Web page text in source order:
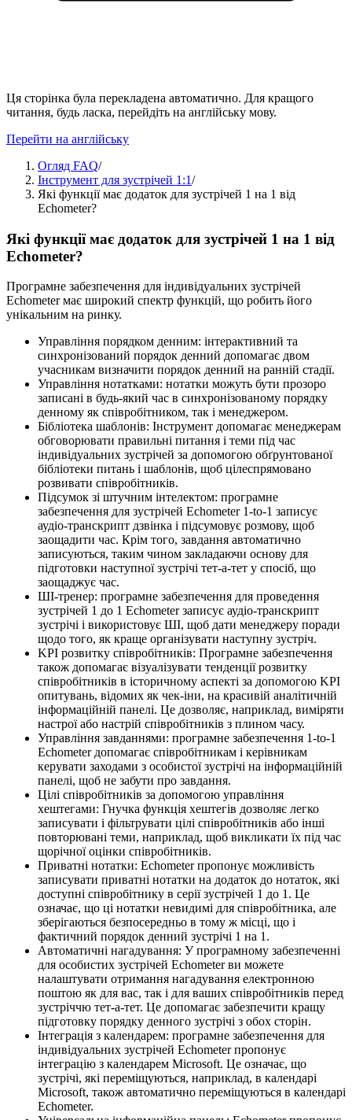
Ця сторінка була перекладена автоматично. Для кращого
читання, будь ласка, перейдіть на англійську мову.
Перейти на англійську
Огляд FAQ/
Інструмент для зустрічей 1:1/
Які функції має додаток для зустрічей 1 на 1 від
Echometer?
Які функції має додаток для зустрічей 1 на 1 від
Echometer?
Програмне забезпечення для індивідуальних зустрічей
Echometer має широкий спектр функцій, що робить його
унікальним на ринку.
Управління порядком денним: інтерактивний та
синхронізований порядок денний допомагає двом
учасникам визначити порядок денний на ранній стадії.
Управління нотатками: нотатки можуть бути прозоро
записані в будь-який час в синхронізованому порядку
денному як співробітником, так і менеджером.
Бібліотека шаблонів: Інструмент допомагає менеджерам
обговорювати правильні питання і теми під час
індивідуальних зустрічей за допомогою обґрунтованої
бібліотеки питань і шаблонів, щоб цілеспрямовано
розвивати співробітників.
Підсумок зі штучним інтелектом: програмне
забезпечення для зустрічей Echometer 1-to-1 записує
аудіо-транскрипт дзвінка і підсумовує розмову, щоб
заощадити час. Крім того, завдання автоматично
записуються, таким чином закладаючи основу для
підготовки наступної зустрічі тет-а-тет у спосіб, що
заощаджує час.
ШІ-тренер: програмне забезпечення для проведення
зустрічей 1 до 1 Echometer записує аудіо-транскрипт
зустрічі і використовує ШІ, щоб дати менеджеру поради
щодо того, як краще організувати наступну зустріч.
KPI розвитку співробітників: Програмне забезпечення
також допомагає візуалізувати тенденції розвитку
співробітників в історичному аспекті за допомогою KPI
опитувань, відомих як чек-іни, на красивій аналітичній
інформаційній панелі. Це дозволяє, наприклад, виміряти
настрої або настрій співробітників з плином часу.
Управління завданнями: програмне забезпечення 1-to-1
Echometer допомагає співробітникам і керівникам
керувати заходами з особистої зустрічі на інформаційній
панелі, щоб не забути про завдання.
Цілі співробітників за допомогою управління
хештегами: Гнучка функція хештегів дозволяє легко
записувати і фільтрувати цілі співробітників або інші
повторювані теми, наприклад, щоб викликати їх під час
щорічної оцінки співробітників.
Приватні нотатки: Echometer пропонує можливість
записувати приватні нотатки на додаток до нотаток, які
доступні співробітнику в серії зустрічей 1 до 1. Це
означає, що ці нотатки невидимі для співробітника, але
зберігаються безпосередньо в тому ж місці, що і
фактичний порядок денний зустрічі 1 на 1.
Автоматичні нагадування: У програмному забезпеченні
для особистих зустрічей Echometer ви можете
налаштувати отримання нагадування електронною
поштою як для вас, так і для ваших співробітників перед
зустріччю тет-а-тет. Це допомагає забезпечити кращу
підготовку порядку денного зустрічі з обох сторін.
Інтеграція з календарем: програмне забезпечення для
індивідуальних зустрічей Echometer пропонує
інтеграцію з календарем Microsoft. Це означає, що
зустрічі, які переміщуються, наприклад, в календарі
Microsoft, також автоматично переміщуються в календарі
Echometer.